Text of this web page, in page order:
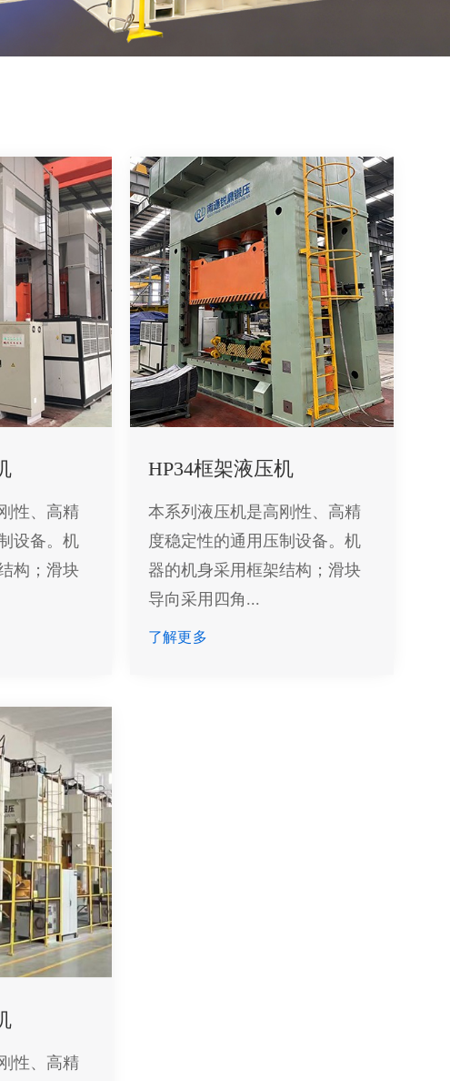
性、高精
设备。机
构；滑块
HP34框架液压机
本系列液压机是高刚性、高精
度稳定性的通用压制设备。机
器的机身采用框架结构；滑块
导向采用四角...
了解更多
性、高精